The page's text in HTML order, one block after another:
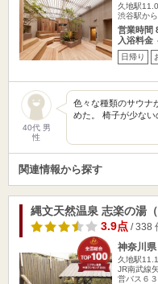
久地駅
渋谷駅か
営業時間
入浴料金
日帰り
40代 男
性
色々な種類のサウナ
めた。 椅子が少な
関連情報から探す
縄文天然温泉 志楽の湯（
3.9点/ 338
神奈川
久地駅
JR南武線
営バス６